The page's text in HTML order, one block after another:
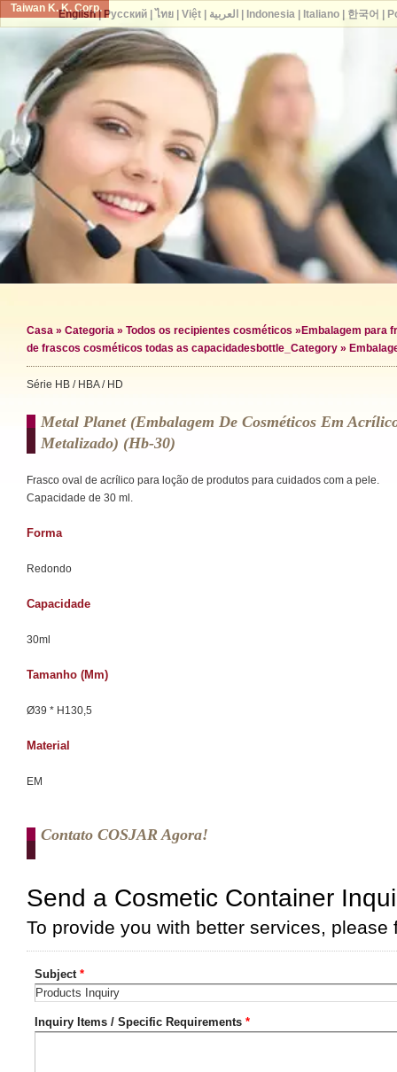
Taiwan K. K. Corp.
Casa » Categoria » Todos os recipientes cosméticos » Embalagem para
de frascos cosméticos todas as capacidades bottle_Category »
Série HB / HBA / HD
Metal Planet (Embalagem De Cosméticos Em
Metalizado) (hb-30)
Frasco oval de acrílico para loção de produtos para cuidados com a pele.
Capacidade de 30 ml.
Forma
Redondo
Capacidade
30ml
Tamanho (mm)
Ø39 * H130,5
Material
EM
Contato COSJAR Agora!
English| Русский| ไทย| Việt| العربية Indonesia| Italiano| 한국어